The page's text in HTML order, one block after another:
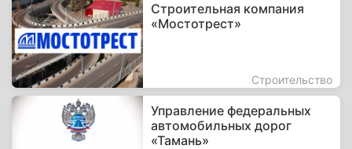
Строительная компания
«Мостотрест»
Строительство
Управление федеральных
автомобильных дорог
«Тамань»